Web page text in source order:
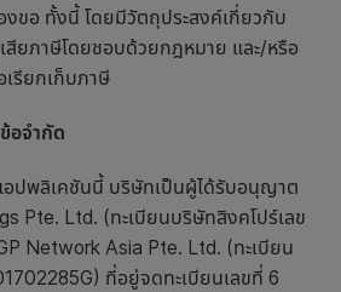
งขอ ทั้งนี้ โดยมีวัตถุประสงค์เกี่ยวกับ
สียภาษีโดยชอบด้วยกฎหมาย และ/หรือ
เรียกเก็บภาษี
อจำกัด
อปพลิเคชันนี้ บริษัทเป็นผู้ได้รับอนุญาต
Pte. Ltd. (ทะเบียนบริษัทสิงคโปร์เลข
Network Asia Pte. Ltd. (ทะเบียน
ที่อยู่จดทะเบียนเลขที่ 6